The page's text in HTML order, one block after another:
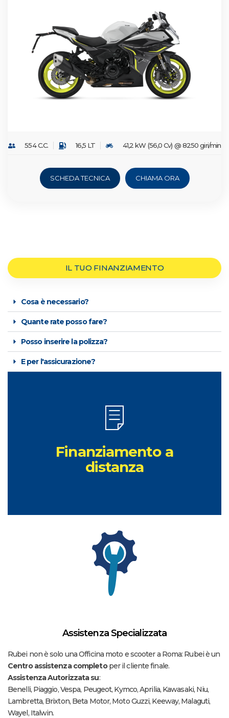
554 C.C. 16,5 LT 41,2 kW (56,0 Cv) @ 8250 giri/min
SCHEDA TECNICA CHIAMA ORA
IL TUO FINANZIAMENTO
Cosa è necessario?
Quante rate posso fare?
Posso inserire la polizza?
E per l'assicurazione?
Finanziamento a
distanza
Consegna a domicilio
RICHIEDI INFORMAZIONI
Assistenza Specializzata
Rubei non è solo una Officina moto e scooter a Roma: Rubei è un
Centro assistenza completoper il cliente finale.
Assistenza Autorizzata su:
Benelli, Piaggio, Vespa, Peugeot, Kymco, Aprilia, Kawasaki, Niu,
Lambretta, Brixton, Beta Motor, Moto Guzzi, Keeway, Malaguti,
Wayel, Italwin.